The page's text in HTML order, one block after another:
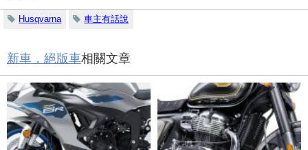
Husqvarna 車主有話說
新車．絕版車相關文章